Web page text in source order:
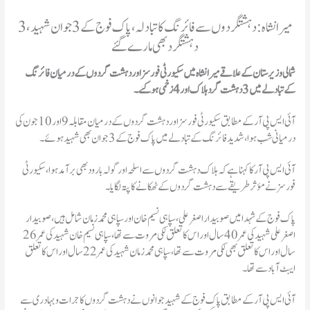
میرانشاہ: دہشتگردوں سے فائرنگ کاتبادلہ، پاک فوج کے3 جوان شہید، 3
دہشتگرد بھی مارےگئے
شمالی وزیرستان کے علاقے میرانشاہ میں سکیورٹی فورسز اور دہشت گردوں کے درمیان فائرنگ
کے تبادلے میں 3 دہشت گرد ہلاک اور 4 زخمی ہوگئے۔
آئی ایس پی آر کے مطابق سکیورٹی فورسز اور دہشت گردوں کے درمیان مقابلہ 9 اور 10 جون کی
درمیانی شب ہوا، شدید فائرنگ کے تبادلے میں پاک فوج کے 3 جوان بھی شہید ہوئے۔
آئی ایس پی آر کا کہنا ہےکہ ہلاک دہشت گردوں سے اسلحہ اور گولہ بارود بھی برآمد ہوا، سکیورٹی
فورسز نے مؤثر طریقے سے دہشت گردوں کے ٹھکانےکا پتہ لگایا۔
پاک فوج کے شہدا میں صوبیدار اصغرعلی، سپاہی نسیم خان اور سپاہی محمد زمان شامل ہیں، صوبیدار
اصغرعلی شہید کی عمر 40 سال اور اس کا تعلق لکی مروت سے تھا، سپاہی نسیم خان شہیدکی عمر 26
سال اور اس کا تعلق بھی لکی مروت سے تھا، سپاہی محمد زمان شہید کی عمر 22 سال اور اس کا تعلق
ایبٹ آباد سے تھا۔
آئی ایس پی آر کے مطابق پاک فوج کے شہید جوانوں نے دہشت گردوں کا جرات وبہادری سے